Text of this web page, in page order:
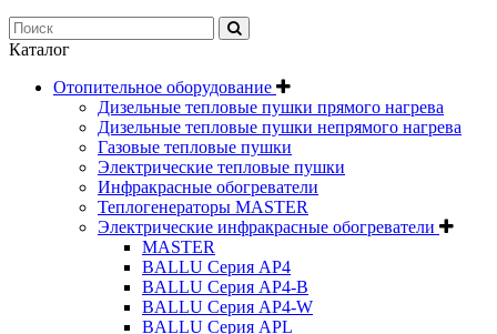
Каталог
Отопительное оборудование
Дизельные тепловые пушки прямого нагрева
Дизельные тепловые пушки непрямого нагрева
Газовые тепловые пушки
Электрические тепловые пушки
Инфракрасные обогреватели
Теплогенераторы MASTER
Электрические инфракрасные обогреватели
MASTER
BALLU Серия AP4
BALLU Серия AP4-B
BALLU Серия AP4-W
BALLU Серия APL